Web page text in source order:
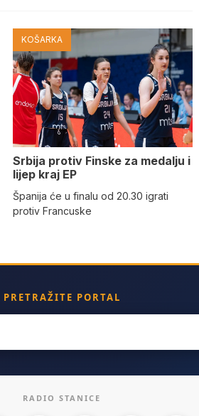
KOŠARKA
Srbija protiv Finske za medalju i
lijep kraj EP
Španija će u finalu od 20.30 igrati
protiv Francuske
PRETRAŽITE PORTAL
RADIO STANICE